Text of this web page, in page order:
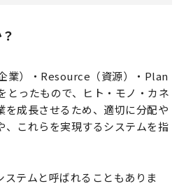
業）・Resource（資源）・Plan
とったもので、ヒト・モノ・カネ
を成長させるため、適切に分配や
、これらを実現するシステムを指
ステムと呼ばれることもありま